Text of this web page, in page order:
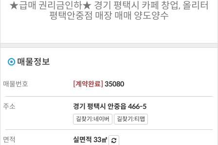
★급매 권리금인하★ 경기 평택시 카페 창업, 올리터
평택안중점 매장 매매 양도양수
매물정보
매물번호 [계약완료] 35080
주소 경기 평택시 안중읍 466-5
길찾기:네이버 길찾기:티맵
면적 실면적 33㎡